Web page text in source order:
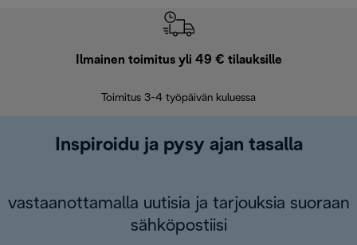
Ilmainen toimitus yli 49 € tilauksille
Toimitus 3-4 työpäivän kuluessa
Inspiroidu ja pysy ajan tasalla
vastaanottamalla uutisia ja tarjouksia suoraan
sähköpostiisi